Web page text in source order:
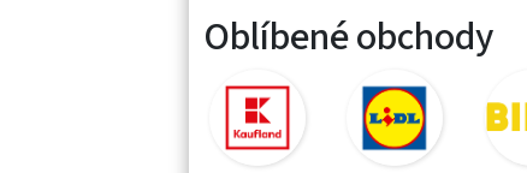
Oblíbené obchody